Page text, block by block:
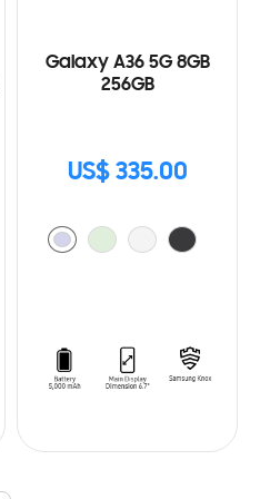
Galaxy A36 5G 8GB
256GB
US$ 335.00